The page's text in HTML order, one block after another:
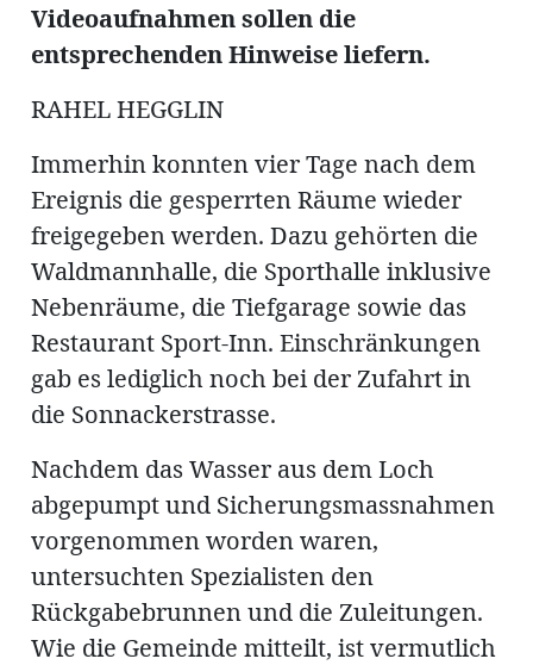
Videoaufnahmen sollen die
entsprechenden Hinweise liefern.
RAHEL HEGGLIN
Immerhin konnten vier Tage nach dem
Ereignis die gesperrten Räume wieder
freigegeben werden. Dazu gehörten die
Waldmannhalle, die Sporthalle inklusive
Nebenräume, die Tiefgarage sowie das
Restaurant Sport-Inn. Einschränkungen
gab es lediglich noch bei der Zufahrt in
die Sonnackerstrasse.
Nachdem das Wasser aus dem Loch
abgepumpt und Sicherungsmassnahmen
vorgenommen worden waren,
untersuchten Spezialisten den
Rückgabebrunnen und die Zuleitungen.
Wie die Gemeinde mitteilt, ist vermutlich